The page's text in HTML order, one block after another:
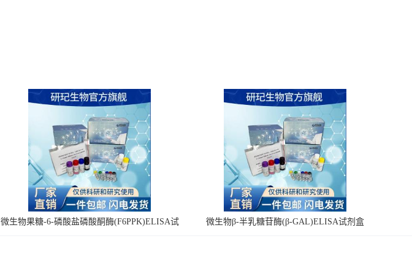
微生物果糖-6-磷酸盐磷酸酮酶(F6PPK)ELISA试
微生物β-半乳糖苷酶(β-GAL)ELISA试剂盒